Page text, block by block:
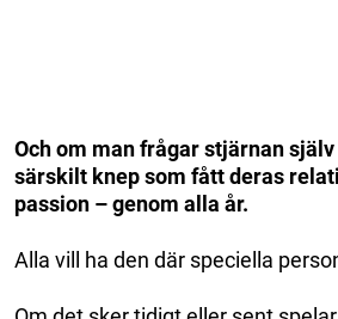
Och om man frågar stjärnan
särskilt knep som fått deras
passion – genom alla år.
Alla vill ha den där speciella